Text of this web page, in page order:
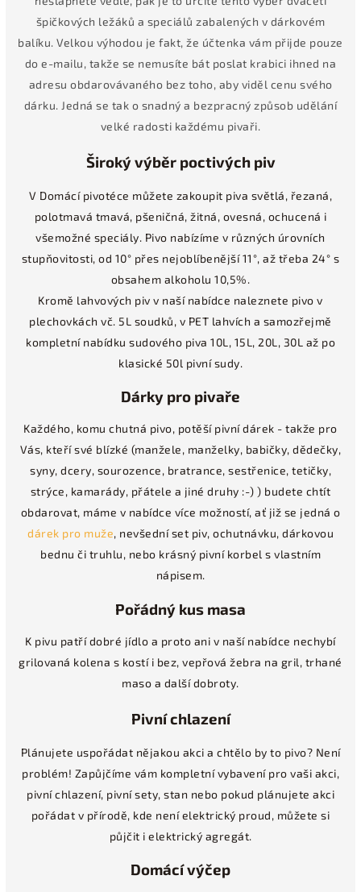
špičkových ležáků a speciálů zabalených v dárkovém
balíku. Velkou výhodou je fakt, že účtenka vám přijde pouze
do e-mailu, takže se nemusíte bát poslat krabici ihned na
adresu obdarovávaného bez toho, aby viděl cenu svého
dárku. Jedná se tak o snadný a bezpracný způsob udělání
velké radosti každému pivaři.
Široký výběr poctivých piv
V Domácí pivotéce můžete zakoupit piva světlá, řezaná,
polotmavá tmavá, pšeničná, žitná, ovesná, ochucená i
všemožné speciály. Pivo nabízíme v různých úrovních
stupňovitosti, od 10° přes nejoblíbenější 11°, až třeba 24° s
obsahem alkoholu 10,5%.
Kromě lahvových piv v naší nabídce naleznete pivo v
plechovkách vč. 5L soudků, v PET lahvích a samozřejmě
kompletní nabídku sudového piva 10L, 15L, 20L, 30L až po
klasické 50l pivní sudy.
Dárky pro pivaře
Každého, komu chutná pivo, potěší pivní dárek - takže pro
Vás, kteří své blízké (manžele, manželky, babičky, dědečky,
syny, dcery, sourozence, bratrance, sestřenice, tetičky,
strýce, kamarády, přátele a jiné druhy :-) ) budete chtít
obdarovat, máme v nabídce více možností, ať již se jedná o
dárek pro muže, nevšední set piv, ochutnávku, dárkovou
bednu či truhlu, nebo krásný pivní korbel s vlastním
nápisem.
Pořádný kus masa
K pivu patří dobré jídlo a proto ani v naší nabídce nechybí
grilovaná kolena s kostí i bez, vepřová žebra na gril, trhané
maso a další dobroty.
Pivní chlazení
Plánujete uspořádat nějakou akci a chtělo by to pivo? Není
problém! Zapůjčíme vám kompletní vybavení pro vaši akci,
pivní chlazení, pivní sety, stan nebo pokud plánujete akci
pořádat v přírodě, kde není elektrický proud, můžete si
půjčit i elektrický agregát.
Domácí výčep